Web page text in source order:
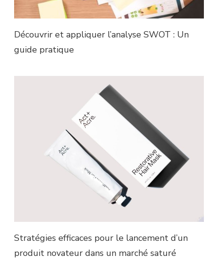
Découvrir et appliquer l’analyse SWOT : Un
guide pratique
Stratégies efficaces pour le lancement d’un
produit novateur dans un marché saturé